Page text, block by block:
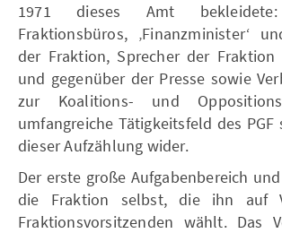
1971 dieses Amt
Fraktionsbüros, ‚Finanzminister‘
der Fraktion, Sprecher der
und gegenüber der Presse sowie
zur Koalitions- und
umfangreiche Tätigkeitsfeld des
dieser Aufzählung wider.
Der erste große Aufgabenbereich
die Fraktion selbst, die ihn auf
Fraktionsvorsitzenden wählt. Das